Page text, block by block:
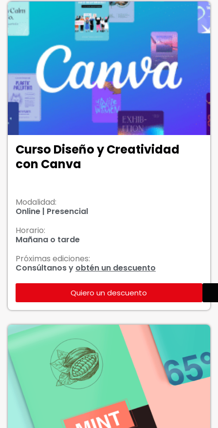
Curso Diseño y Creatividad
con Canva
Modalidad:
Online | Presencial
Horario:
Mañana o tarde
Próximas ediciones:
Consúltanos y obtén un descuento
Quiero un descuento